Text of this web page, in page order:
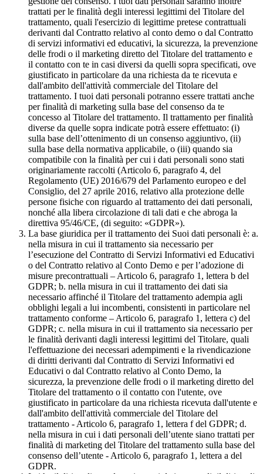
trattati per le finalità degli interessi legittimi del Titolare del
trattamento, quali l'esercizio di legittime pretese contrattuali
derivanti dal Contratto relativo al conto demo o dal Contratto
di servizi informativi ed educativi, la sicurezza, la prevenzione
delle frodi o il marketing diretto del Titolare del trattamento e
il contatto con te in casi diversi da quelli sopra specificati, ove
giustificato in particolare da una richiesta da te ricevuta e
dall'ambito dell'attività commerciale del Titolare del
trattamento. I tuoi dati personali potranno essere trattati anche
per finalità di marketing sulla base del consenso da te
concesso al Titolare del trattamento. Il trattamento per finalità
diverse da quelle sopra indicate potrà essere effettuato: (i)
sulla base dell’ottenimento di un consenso aggiuntivo, (ii)
sulla base della normativa applicabile, o (iii) quando sia
compatibile con la finalità per cui i dati personali sono stati
originariamente raccolti (Articolo 6, paragrafo 4, del
Regolamento (UE) 2016/679 del Parlamento europeo e del
Consiglio, del 27 aprile 2016, relativo alla protezione delle
persone fisiche con riguardo al trattamento dei dati personali,
nonché alla libera circolazione di tali dati e che abroga la
direttiva 95/46/CE, (di seguito: «GDPR»).
La base giuridica per il trattamento dei Suoi dati personali è: a.
nella misura in cui il trattamento sia necessario per
l’esecuzione del Contratto di Servizi Informativi ed Educativi
o del Contratto relativo al Conto Demo e per l’adozione di
misure precontrattuali – Articolo 6, paragrafo 1, lettera b del
GDPR; b. nella misura in cui il trattamento dei dati sia
necessario affinché il Titolare del trattamento adempia agli
obblighi legali a lui incombenti, consistenti in particolare nel
trattamento conforme – Articolo 6, paragrafo 1, lettera c) del
GDPR; c. nella misura in cui il trattamento sia necessario per
le finalità derivanti dagli interessi legittimi del Titolare, quali
l'effettuazione dei necessari adempimenti e la rivendicazione
di diritti derivanti dal Contratto di Servizi Informativi ed
Educativi o dal Contratto relativo al Conto Demo, la
sicurezza, la prevenzione delle frodi o il marketing diretto del
Titolare del trattamento o il contatto con l'utente, ove
giustificato in particolare da una richiesta ricevuta dall'utente e
dall'ambito dell'attività commerciale del Titolare del
trattamento - Articolo 6, paragrafo 1, lettera f del GDPR; d.
nella misura in cui i dati personali dell’utente siano trattati per
finalità di marketing del Titolare del trattamento sulla base del
consenso dell’utente - Articolo 6, paragrafo 1, lettera a del
GDPR.